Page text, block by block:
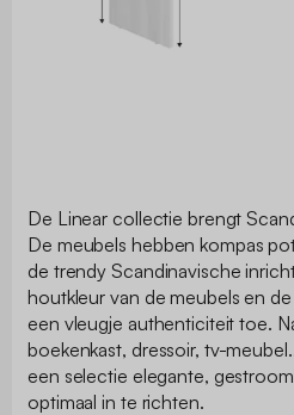
De Linear collectie brengt
De meubels hebben kompas
de trendy Scandinavische
houtkleur van de meubels en
een vleugje authenticiteit toe.
boekenkast, dressoir, tv-
een selectie elegante,
optimaal in te richten.